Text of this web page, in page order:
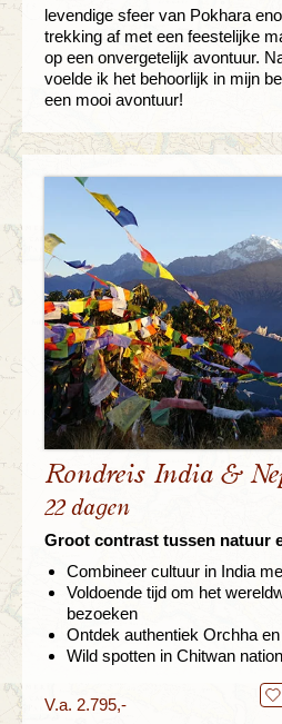
levendige sfeer van Pokhara
trekking af met een feestelijke
op een onvergetelijk avontuur.
voelde ik het behoorlijk in mijn
een mooi avontuur!
Rondreis India &
22 dagen
Groot contrast tussen natuur
Combineer cultuur in India
Voldoende tijd om het
bezoeken
Ontdek authentiek Orchha
Wild spotten in Chitwan
V.a. 2.795,-